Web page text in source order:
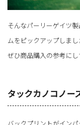
そんなパーリーゲイツ
ムをピックアップしまし
ぜひ商品購入の参考にし
タックカノコノー
バックプリントがイン